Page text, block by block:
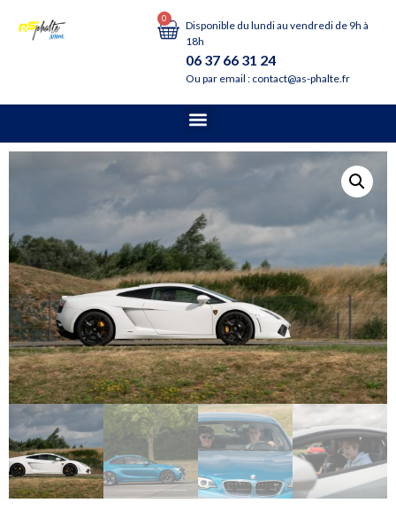
0
Disponible du lundi au vendredi de 9h à
18h
06 37 66 31 24
Ou par email : contact@as-phalte.fr